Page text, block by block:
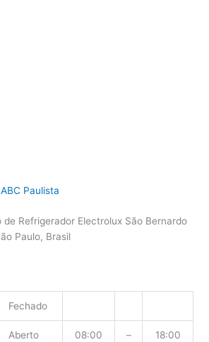
ABC Paulista
de Refrigerador Electrolux São Bernardo
Paulo, Brasil
Fechado
Aberto 08:00 – 18:00